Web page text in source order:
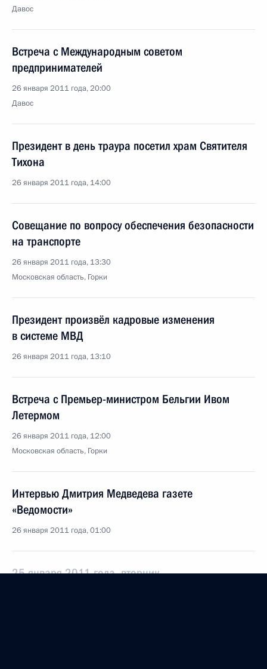
Давос
Встреча с Международным советом
предпринимателей
26 января 2011 года, 20:00
Давос
Президент в день траура посетил храм Святителя
Тихона
26 января 2011 года, 14:00
Совещание по вопросу обеспечения безопасности
на транспорте
26 января 2011 года, 13:30
Московская область, Горки
Президент произвёл кадровые изменения
в системе МВД
26 января 2011 года, 13:10
Встреча с Премьер-министром Бельгии Ивом
Летермом
26 января 2011 года, 12:00
Московская область, Горки
Интервью Дмитрия Медведева газете
«Ведомости»
26 января 2011 года, 01:00
25 января 2011 года, вторник